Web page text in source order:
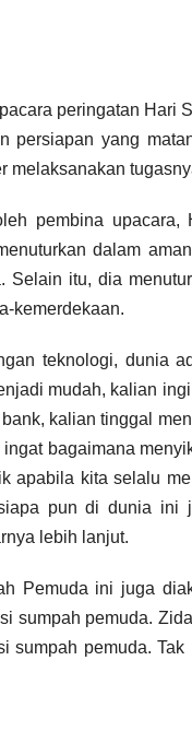
peringatan Hari
persiapan yang
melaksanakan
pembina
dalam
Selain itu, dia
kemerdekaan.
teknologi, dunia
mudah, kalian
kalian tinggal
bagaimana
apabila kita selalu
pun di dunia ini
lebih lanjut.
Pemuda ini juga
sumpah pemuda.
sumpah pemuda.